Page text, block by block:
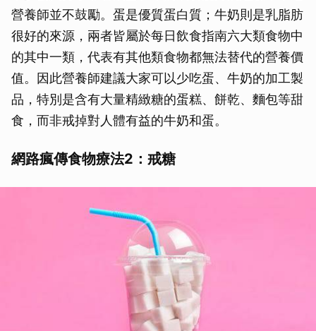
營養師並不鼓勵。蛋是優質蛋白質；牛奶則是乳脂肪
很好的來源，兩者皆屬於每日飲食指南六大類食物中
的其中一類，代表有其他類食物都無法替代的營養價
值。因此營養師建議大家可以少吃蛋、牛奶的加工製
品，特別是含有大量精緻糖的蛋糕、餅乾、麵包等甜
食，而非戒掉對人體有益的牛奶和蛋。
網路瘋傳食物療法2：戒糖